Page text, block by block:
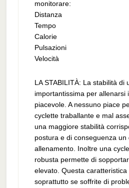
monitorare:
Distanza
Tempo
Calorie
Pulsazioni
Velocità
LA STABILITÀ: La stabilità di
importantissima per allenarsi
piacevole. A nessuno piace
cyclette traballante e mal
una maggiore stabilità
postura e di conseguenza un
allenamento. Inoltre una
robusta permette di
elevato. Questa
soprattutto se soffrite di